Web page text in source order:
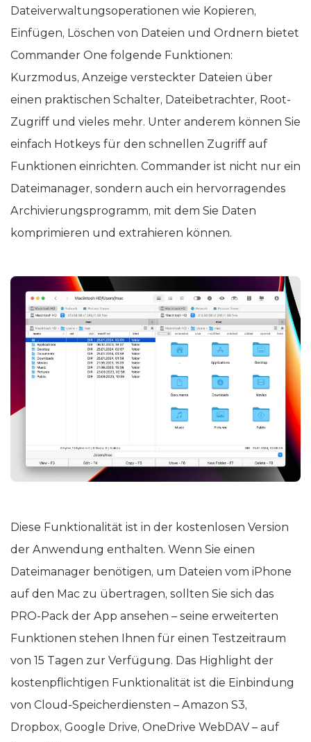
Dateiverwaltungsoperationen wie Kopieren,
Einfügen, Löschen von Dateien und Ordnern bietet
Commander One folgende Funktionen:
Kurzmodus, Anzeige versteckter Dateien über
einen praktischen Schalter, Dateibetrachter, Root-
Zugriff und vieles mehr. Unter anderem können Sie
einfach Hotkeys für den schnellen Zugriff auf
Funktionen einrichten. Commander ist nicht nur ein
Dateimanager, sondern auch ein hervorragendes
Archivierungsprogramm, mit dem Sie Daten
komprimieren und extrahieren können.
Diese Funktionalität ist in der kostenlosen Version
der Anwendung enthalten. Wenn Sie einen
Dateimanager benötigen, um Dateien vom iPhone
auf den Mac zu übertragen, sollten Sie sich das
PRO-Pack der App ansehen – seine erweiterten
Funktionen stehen Ihnen für einen Testzeitraum
von 15 Tagen zur Verfügung. Das Highlight der
kostenpflichtigen Funktionalität ist die Einbindung
von Cloud-Speicherdiensten – Amazon S3,
Dropbox, Google Drive, OneDrive WebDAV – auf